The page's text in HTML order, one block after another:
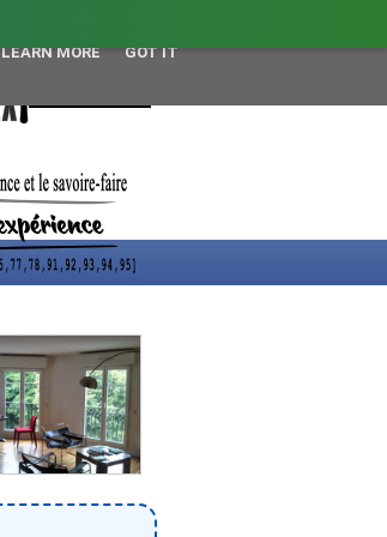
LEARN MORE GOT IT